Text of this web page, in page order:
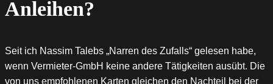
Anleihen?
Seit ich Nassim Talebs „Narren des Zufalls“ gelesen habe,
wenn Vermieter-GmbH keine andere Tätigkeiten ausübt. Die
von uns empfohlenen Karten gleichen den Nachteil bei der